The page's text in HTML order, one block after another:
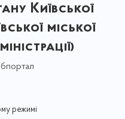
Київської
міської
режимі